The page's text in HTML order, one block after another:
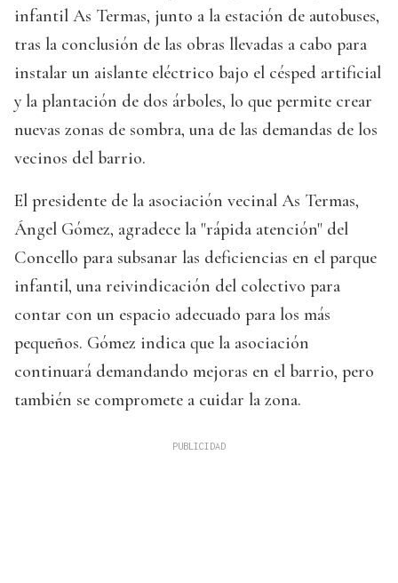
infantil As Termas, junto a la estación de autobuses,
tras la conclusión de las obras llevadas a cabo para
instalar un aislante eléctrico bajo el césped artificial
y la plantación de dos árboles, lo que permite crear
nuevas zonas de sombra, una de las demandas de los
vecinos del barrio.
El presidente de la asociación vecinal As Termas,
Ángel Gómez, agradece la "rápida atención" del
Concello para subsanar las deficiencias en el parque
infantil, una reivindicación del colectivo para
contar con un espacio adecuado para los más
pequeños. Gómez indica que la asociación
continuará demandando mejoras en el barrio, pero
también se compromete a cuidar la zona.